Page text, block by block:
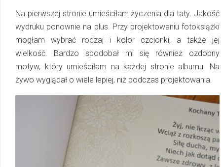
Na pierwszej stronie umieściłam życzenia dla taty. Jakość
wydruku ponownie na plus. Przy projektowaniu fotoksiążki
mogłam wybrać rodzaj i kolor czcionki, a także jej
wielkość. Bardzo spodobał mi się również ozdobny
motyw, który umieściłam na każdej stronie albumu. Na
żywo wyglądał o wiele lepiej, niż podczas projektowania.